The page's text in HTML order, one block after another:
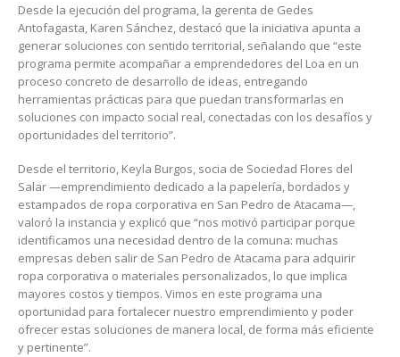
Desde la ejecución del programa, la gerenta de Gedes
Antofagasta, Karen Sánchez, destacó que la iniciativa apunta a
generar soluciones con sentido territorial, señalando que “este
programa permite acompañar a emprendedores del Loa en un
proceso concreto de desarrollo de ideas, entregando
herramientas prácticas para que puedan transformarlas en
soluciones con impacto social real, conectadas con los desafíos y
oportunidades del territorio”.
Desde el territorio, Keyla Burgos, socia de Sociedad Flores del
Salar —emprendimiento dedicado a la papelería, bordados y
estampados de ropa corporativa en San Pedro de Atacama—,
valoró la instancia y explicó que “nos motivó participar porque
identificamos una necesidad dentro de la comuna: muchas
empresas deben salir de San Pedro de Atacama para adquirir
ropa corporativa o materiales personalizados, lo que implica
mayores costos y tiempos. Vimos en este programa una
oportunidad para fortalecer nuestro emprendimiento y poder
ofrecer estas soluciones de manera local, de forma más eficiente
y pertinente”.